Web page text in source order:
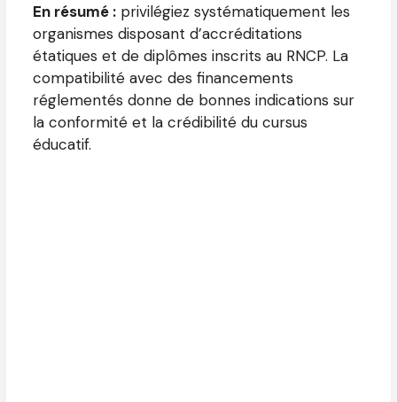
En résumé : privilégiez systématiquement les
organismes disposant d’accréditations
étatiques et de diplômes inscrits au RNCP. La
compatibilité avec des financements
réglementés donne de bonnes indications sur
la conformité et la crédibilité du cursus
éducatif.